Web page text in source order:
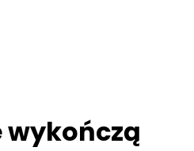
wykończą